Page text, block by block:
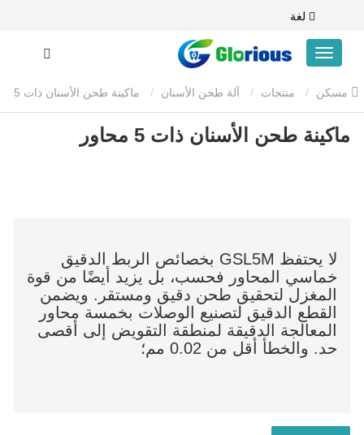
لغة
منتجات آلة طحن الأسنان ماكينة طحن الأسنان ذات 5
محاور
ماكينة طحن الأسنان ذات 5 محاور
لا يحتفظ GSL5M بخصائص الربط الدقيق
خماسي المحاور فحسب، بل يزيد أيضًا من قوة
المغزل لتحقيق طحن دقيق ومستقر. ويضمن
القطع الدقيق لتصنيع الوصلات بخمسة محاور
المعالجة الدقيقة لمنطقة التقويض إلى أقصى
حد. والخطأ أقل من 0.02 مم؛